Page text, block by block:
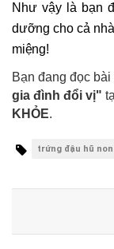
Như vậy là bạn
dưỡng cho cả
miệng!
Bạn đang đọc bài
gia đình đổi vị"
KHỎE.
trứng đậu hũ non